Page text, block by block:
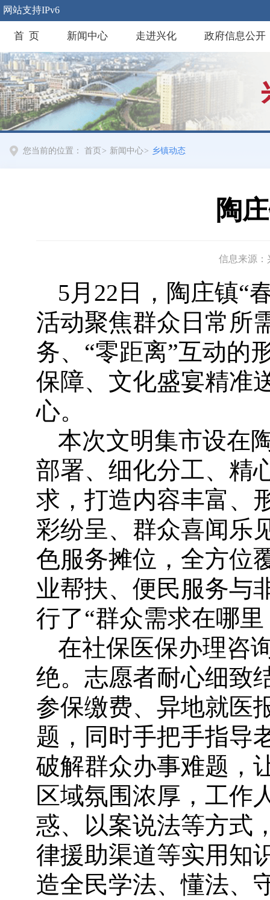
网站支持IPv6
首 页 新闻中心 走进兴化 政府信息公开
您当前的位置： 首页 > 新闻中心> 乡镇动态
陶
信息来源：
5月22日，陶庄镇“
活动聚焦群众日常所
务、“零距离”互动的
保障、文化盛宴精准
心。
本次文明集市设在
部署、细化分工、精
求，打造内容丰富、
彩纷呈、群众喜闻乐
色服务摊位，全方位
业帮扶、便民服务与
行了“群众需求在哪
在社保医保办理咨
绝。志愿者耐心细致
参保缴费、异地就医
题，同时手把手指导
破解群众办事难题，
区域氛围浓厚，工作
惑、以案说法等方式
律援助渠道等实用知
造全民学法、懂法、